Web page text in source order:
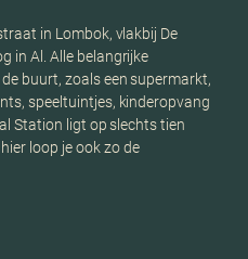
in Lombok, vlakbij De
in Al. Alle belangrijke
buurt, zoals een supermarkt,
speeltuintjes, kinderopvang
Station ligt op slechts tien
loop je ook zo de